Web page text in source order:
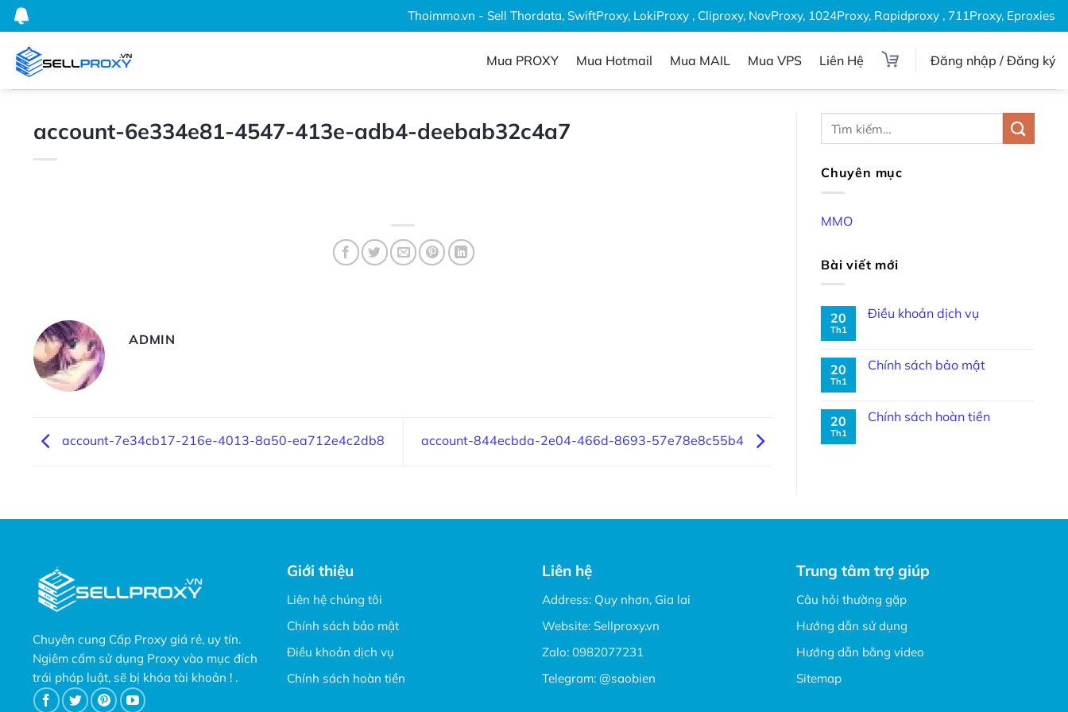
Bỏ
qua
nội
dung
Thoimmo.vn - Sell Thordata, SwiftProxy, LokiProxy , Cliproxy, NovProxy, 1024Proxy, Rapidproxy , 711Proxy, Eproxies,
Mua PROXY Mua Hotmail Mua MAIL Mua VPS Liên Hệ Đăng nhập / Đăng ký
account-6e334e81-4547-413e-adb4-deebab32c4a7
ADMIN
account-7e34cb17-216e-4013-8a50-ea712e4c2db8 account-844ecbda-2e04-466d-8693-57e78e8c55b4
Chuyên mục
MMO
Bài viết mới
20
Th1
Điều khoản dịch vụ
20
Th1
Chính sách bảo mật
20
Th1
Chính sách hoàn tiền
Chuyên cung Cấp Proxy giá rẻ, uy tín.
Ngiêm cấm sử dụng Proxy vào mục đích
trái pháp luật, sẽ bị khóa tài khoản ! .
Giới thiệu
Liên hệ chúng tôi
Chính sách bảo mật
Điều khoản dịch vụ
Chính sách hoàn tiền
Liên hệ
Address: Quy nhơn, Gia lai
Website: Sellproxy.vn
Zalo: 0982077231
Telegram: @saobien
Trung tâm trợ giúp
Câu hỏi thường gặp
Hướng dẫn sử dụng
Hướng dẫn bằng video
Sitemap